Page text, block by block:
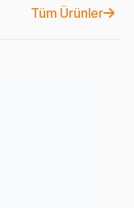
Tüm Ürünler